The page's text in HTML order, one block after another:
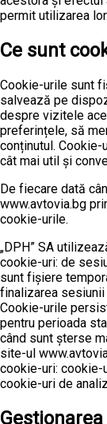
permit utilizarea lor.
Ce sunt
Cookie-urile sunt
salvează pe
despre vizitele
preferințele, să
conținutul.
cât mai util și
De fiecare dată
www.avtovia.bg
cookie-urile.
„DPH” SA
cookie-uri: de
sunt fișiere
finalizarea
Cookie-urile
pentru perioada
când sunt șterse
site-ul
cookie-uri: cookie-
cookie-uri de